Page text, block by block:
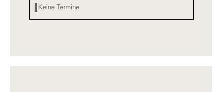
Keine Termine